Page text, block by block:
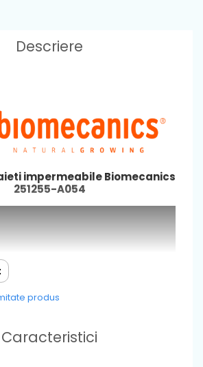
Descriere
impermeabile Biomecanics
251255-A054
produs
Caracteristici